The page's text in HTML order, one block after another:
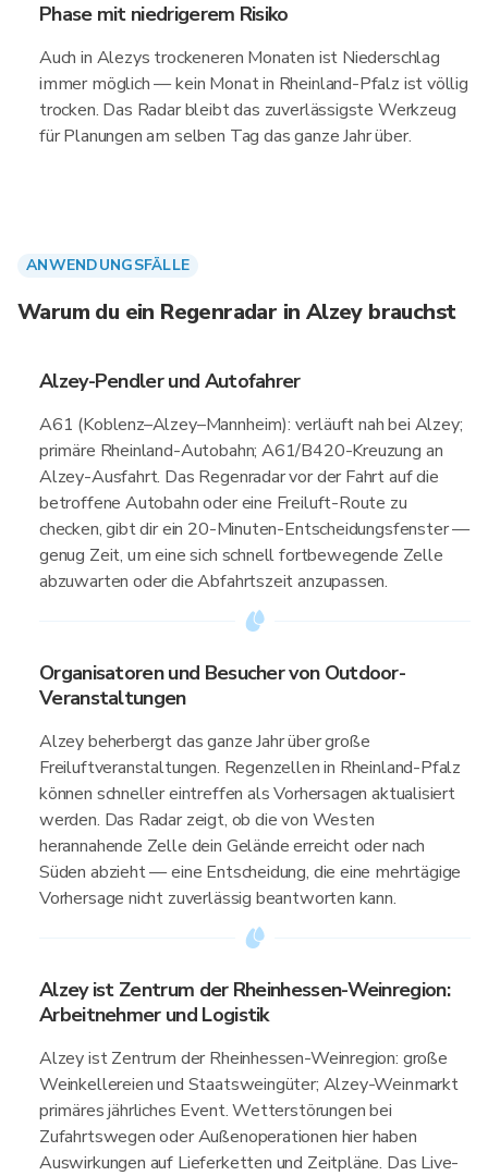
Phase mit niedrigerem Risiko
Auch in Alezys trockeneren Monaten ist Niederschlag
immer möglich — kein Monat in Rheinland-Pfalz ist völlig
trocken. Das Radar bleibt das zuverlässigste Werkzeug
für Planungen am selben Tag das ganze Jahr über.
ANWENDUNGSFÄLLE
Warum du ein Regenradar in Alzey brauchst
Alzey-Pendler und Autofahrer
A61 (Koblenz–Alzey–Mannheim): verläuft nah bei Alzey;
primäre Rheinland-Autobahn; A61/B420-Kreuzung an
Alzey-Ausfahrt. Das Regenradar vor der Fahrt auf die
betroffene Autobahn oder eine Freiluft-Route zu
checken, gibt dir ein 20-Minuten-Entscheidungsfenster —
genug Zeit, um eine sich schnell fortbewegende Zelle
abzuwarten oder die Abfahrtszeit anzupassen.
Organisatoren und Besucher von Outdoor-
Veranstaltungen
Alzey beherbergt das ganze Jahr über große
Freiluftveranstaltungen. Regenzellen in Rheinland-Pfalz
können schneller eintreffen als Vorhersagen aktualisiert
werden. Das Radar zeigt, ob die von Westen
herannahende Zelle dein Gelände erreicht oder nach
Süden abzieht — eine Entscheidung, die eine mehrtägige
Vorhersage nicht zuverlässig beantworten kann.
Alzey ist Zentrum der Rheinhessen-Weinregion:
Arbeitnehmer und Logistik
Alzey ist Zentrum der Rheinhessen-Weinregion: große
Weinkellereien und Staatsweingüter; Alzey-Weinmarkt
primäres jährliches Event. Wetterstörungen bei
Zufahrtswegen oder Außenoperationen hier haben
Auswirkungen auf Lieferketten und Zeitpläne. Das Live-